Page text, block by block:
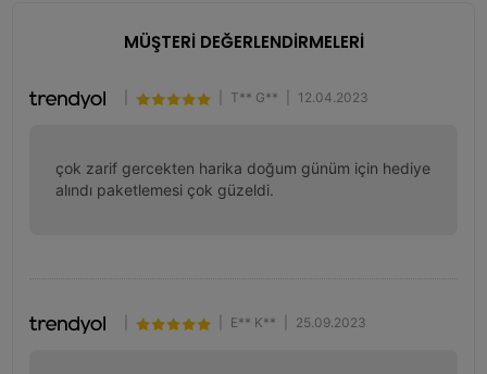
MÜŞTERİ DEĞERLENDİRMELERİ
T** G** 12.04.2023
çok zarif gercekten harika doğum günüm için hediye
alındı paketlemesi çok güzeldi.
E** K** 25.09.2023